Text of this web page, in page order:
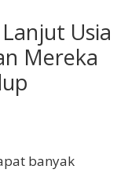
Usia
Mereka
banyak